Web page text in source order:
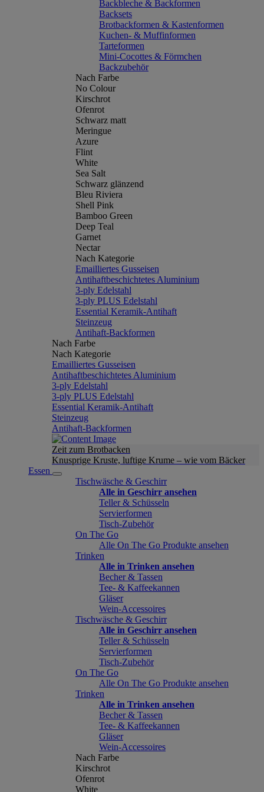
Backbleche & Backformen
Backsets
Brotbackformen & Kastenformen
Kuchen- & Muffinformen
Tarteformen
Mini-Cocottes & Förmchen
Backzubehör
Nach Farbe
No Colour
Kirschrot
Ofenrot
Schwarz matt
Meringue
Azure
Flint
White
Sea Salt
Schwarz glänzend
Bleu Riviera
Shell Pink
Bamboo Green
Deep Teal
Garnet
Nectar
Nach Kategorie
Emailliertes Gusseisen
Antihaftbeschichtetes Aluminium
3-ply Edelstahl
3-ply PLUS Edelstahl
Essential Keramik-Antihaft
Steinzeug
Antihaft-Backformen
Nach Farbe
Nach Kategorie
Emailliertes Gusseisen
Antihaftbeschichtetes Aluminium
3-ply Edelstahl
3-ply PLUS Edelstahl
Essential Keramik-Antihaft
Steinzeug
Antihaft-Backformen
Zeit zum Brotbacken
Knusprige Kruste, luftige Krume – wie vom Bäcker
Essen
Tischwäsche & Geschirr
Alle in Geschirr ansehen
Teller & Schüsseln
Servierformen
Tisch-Zubehör
On The Go
Alle On The Go Produkte ansehen
Trinken
Alle in Trinken ansehen
Becher & Tassen
Tee- & Kaffeekannen
Gläser
Wein-Accessoires
Tischwäsche & Geschirr
Alle in Geschirr ansehen
Teller & Schüsseln
Servierformen
Tisch-Zubehör
On The Go
Alle On The Go Produkte ansehen
Trinken
Alle in Trinken ansehen
Becher & Tassen
Tee- & Kaffeekannen
Gläser
Wein-Accessoires
Nach Farbe
Kirschrot
Ofenrot
White